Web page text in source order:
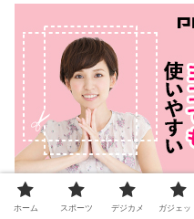
ホーム スポーツ デジカメ ガジェッ